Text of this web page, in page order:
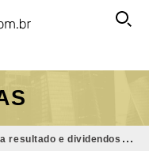
resultado e dividendos